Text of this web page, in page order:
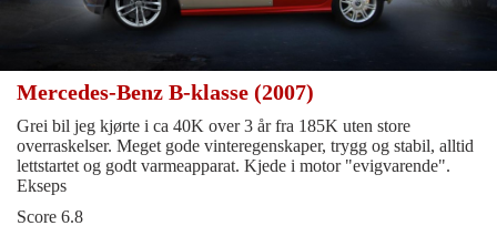
Mercedes-Benz B-klasse (2007)
Grei bil jeg kjørte i ca 40K over 3 år fra 185K uten store
overraskelser. Meget gode vinteregenskaper, trygg og stabil, alltid
lettstartet og godt varmeapparat. Kjede i motor "evigvarende".
Ekseps
Score 6.8